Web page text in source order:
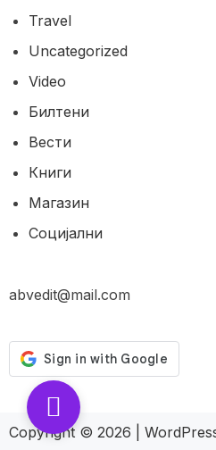
Travel
Uncategorized
Video
Билтени
Вести
Книги
Магазин
Социјални
abvedit@mail.com
Copyright © 2026